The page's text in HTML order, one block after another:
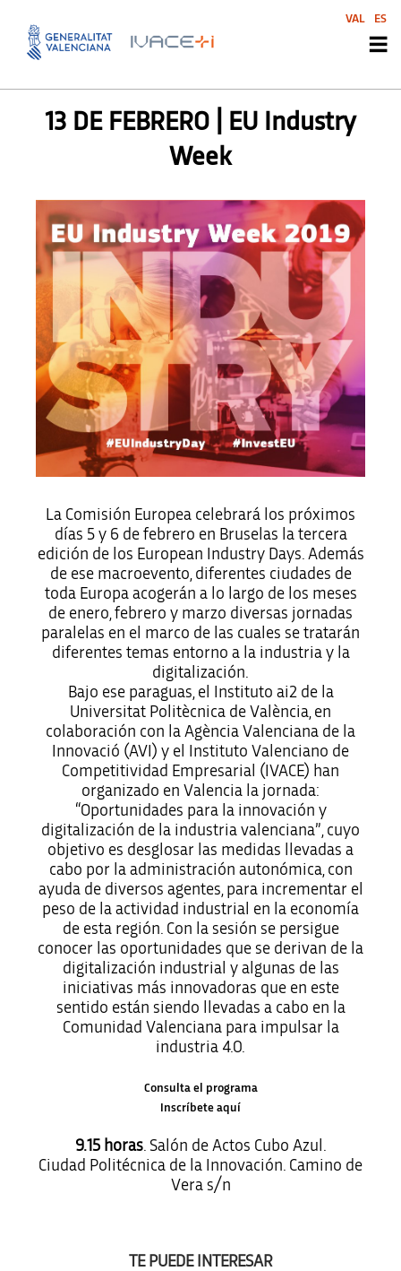
AGENDA SVI ,SIN CATEGORIZAR
13 DE FEBRERO | EU Industry
Week
La Comisión Europea celebrará los próximos
días 5 y 6 de febrero en Bruselas la tercera
edición de los European Industry Days. Además
de ese macroevento, diferentes ciudades de
toda Europa acogerán a lo largo de los meses
de enero, febrero y marzo diversas jornadas
paralelas en el marco de las cuales se tratarán
diferentes temas entorno a la industria y la
digitalización.
Bajo ese paraguas, el Instituto ai2 de la
Universitat Politècnica de València, en
colaboración con la Agència Valenciana de la
Innovació (AVI) y el Instituto Valenciano de
Competitividad Empresarial (IVACE) han
organizado en Valencia la jornada:
“Oportunidades para la innovación y
digitalización de la industria valenciana”, cuyo
objetivo es desglosar las medidas llevadas a
cabo por la administración autonómica, con
ayuda de diversos agentes, para incrementar el
peso de la actividad industrial en la economía
de esta región. Con la sesión se persigue
conocer las oportunidades que se derivan de la
digitalización industrial y algunas de las
iniciativas más innovadoras que en este
sentido están siendo llevadas a cabo en la
Comunidad Valenciana para impulsar la
industria 4.0.
Consulta el programa
Inscríbete aquí
9.15 horas. Salón de Actos Cubo Azul.
Ciudad Politécnica de la Innovación. Camino de
Vera s/n
TE PUEDE INTERESAR
VAL ES